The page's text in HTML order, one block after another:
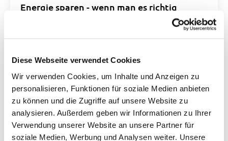
Diese Webseite verwendet Cookies
Wir verwenden Cookies, um Inhalte und Anzeigen zu
personalisieren, Funktionen für soziale Medien anbieten
zu können und die Zugriffe auf unsere Website zu
analysieren. Außerdem geben wir Informationen zu Ihrer
Verwendung unserer Website an unsere Partner für
soziale Medien, Werbung und Analysen weiter. Unsere
Energie sparen - wenn man es richtig